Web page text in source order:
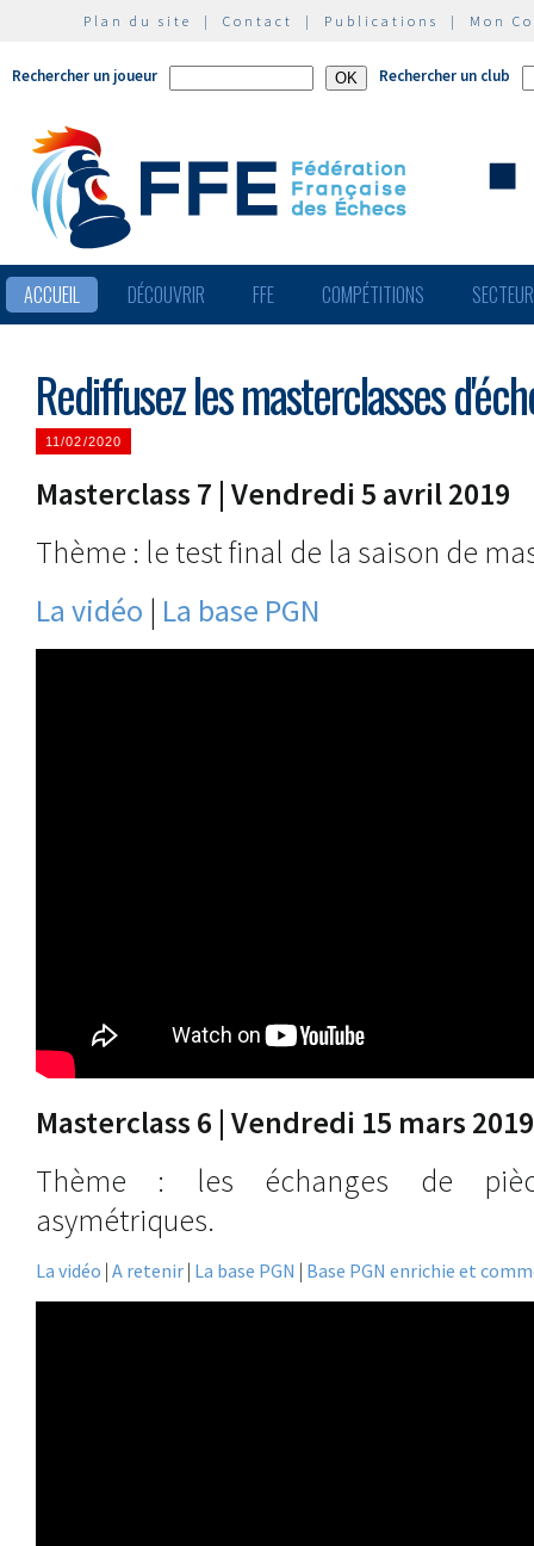
Plan du site | Contact | Publications | Mon
Rechercher un joueur Rechercher un club
ACCUEIL DÉCOUVRIR FFE COMPÉTITIONS
Rediffusez les masterclasses
11/02/2020
Masterclass 7 | Vendredi 5 avril 2019
Thème : le test final de la saison de
La vidéo | La base PGN
Masterclass 6 | Vendredi 15 mars 2019
Thème : les échanges de
asymétriques.
La vidéo | A retenir | La base PGN | Base PGN enrichie et